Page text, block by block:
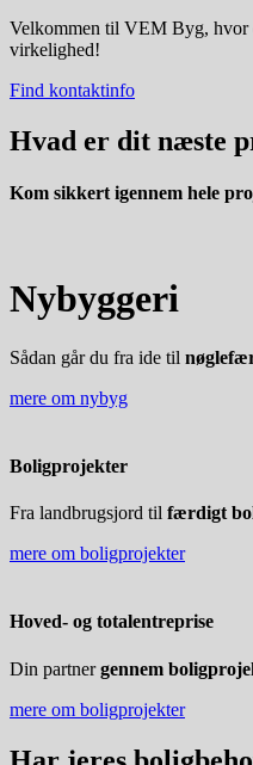
Velkommen til VEM Byg, hvor
virkelighed!
Find kontaktinfo
Hvad er dit næste
Kom sikkert igennem hele
Nybyggeri
Sådan går du fra ide til
mere om nybyg
Boligprojekter
Fra landbrugsjord til færdigt
mere om boligprojekter
Hoved- og totalentreprise
Din partnergennem
mere om boligprojekter